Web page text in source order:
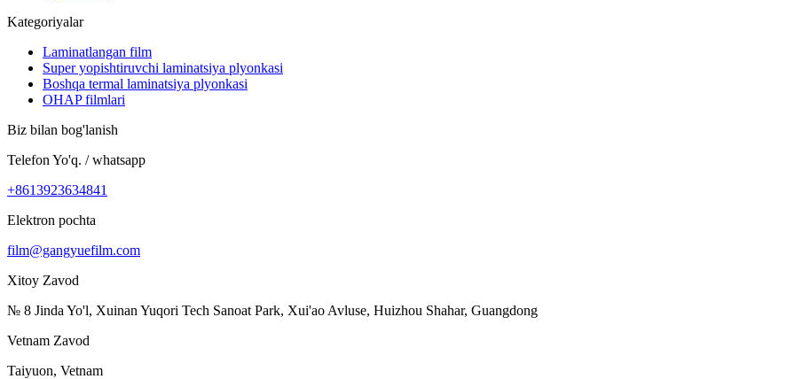
Kategoriyalar
Laminatlangan film
Super yopishtiruvchi laminatsiya plyonkasi
Boshqa termal laminatsiya plyonkasi
OHAP filmlari
Biz bilan bog'lanish
Telefon Yo'q. / whatsapp
+8613923634841
Elektron pochta
film@gangyuefilm.com
Xitoy Zavod
№ 8 Jinda Yo'l, Xuinan Yuqori Tech Sanoat Park, Xui'ao Avluse, Huizhou Shahar, Guangdong
Vetnam Zavod
Taiyuon, Vetnam